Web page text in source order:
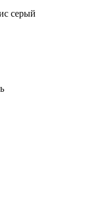
серый